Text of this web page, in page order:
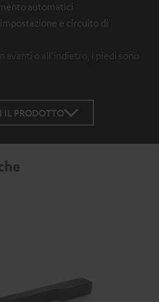
automatici
e circuito di
avanti o all'indietro, i piedi sono
IL PRODOTTO